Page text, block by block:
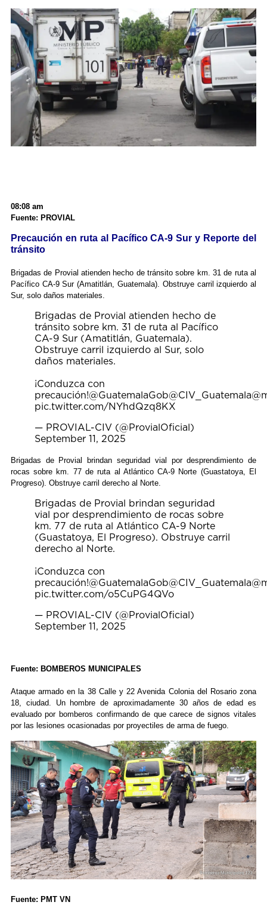
08:08 am
Fuente: PROVIAL
Precaución en ruta al Pacífico CA-9 Sur y Reporte del
tránsito
Brigadas de Provial atienden hecho de tránsito sobre km. 31 de ruta al
Pacífico CA-9 Sur (Amatitlán, Guatemala). Obstruye carril izquierdo al
Sur, solo daños materiales.
Brigadas de Provial atienden hecho de
tránsito sobre km. 31 de ruta al Pacífico
CA-9 Sur (Amatitlán, Guatemala).
Obstruye carril izquierdo al Sur, solo
daños materiales.
¡Conduzca con
precaución!@GuatemalaGob@CIV_Guatemala
pic.twitter.com/NYhdQzq8KX
— PROVIAL-CIV (@ProvialOficial)
September 11, 2025
Brigadas de Provial brindan seguridad vial por desprendimiento de
rocas sobre km. 77 de ruta al Atlántico CA-9 Norte (Guastatoya, El
Progreso). Obstruye carril derecho al Norte.
Brigadas de Provial brindan seguridad
vial por desprendimiento de rocas sobre
km. 77 de ruta al Atlántico CA-9 Norte
(Guastatoya, El Progreso). Obstruye carril
derecho al Norte.
¡Conduzca con
precaución!@GuatemalaGob@CIV_Guatemala
pic.twitter.com/o5CuPG4QVo
— PROVIAL-CIV (@ProvialOficial)
September 11, 2025
Fuente: BOMBEROS MUNICIPALES
Ataque armado en la 38 Calle y 22 Avenida Colonia del Rosario zona
18, ciudad. Un hombre de aproximadamente 30 años de edad es
evaluado por bomberos confirmando de que carece de signos vitales
por las lesiones ocasionadas por proyectiles de arma de fuego.
Fuente: PMT VN